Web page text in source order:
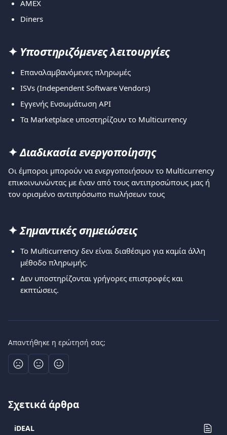
AMEX
Diners
✦ Υποστηριζόμενες λειτουργίες
Επαναλαμβανόμενες πληρωμές
ISVs (Independent Software Vendors)
Εγγενής Ενσωμάτωση API
Τα Marketplace υποστηρίζουν το Multicurrency
✦ Διαδικασία ενεργοποίησης
Οι έμποροι μπορούν να ενεργοποιήσουν το Multicurrency
επικοινωνώντας με έναν από τους αντιπροσώπους μας ή
τον ορισμένο αντιπρόσωπο πωλήσεων τους
✦ Σημαντικές σημειώσεις
Το Multicurrency δεν είναι διαθέσιμο για καμία άλλη
μέθοδο πληρωμής.
Δεν υποστηρίζονται γρήγορες επιστροφές και
εκπτώσεις.
Απαντήθηκε η ερώτησή σας;
Σχετικά άρθρα
iDEAL